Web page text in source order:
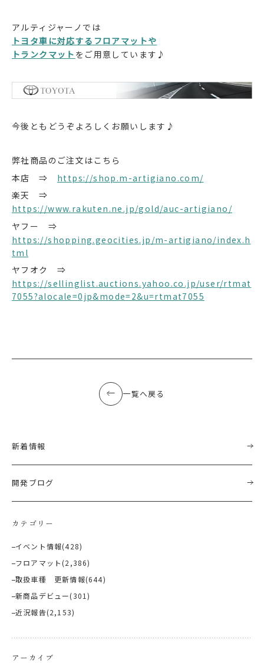
アルティジャーノでは
トヨタ車に対応するフロアマットや
トランクマット をご用意しています♪
今後ともどうぞよろしくお願いします♪
弊社商品のご注文はこちら
本店 ⇒ https://shop.m-artigiano.com/
楽天 ⇒
https://www.rakuten.ne.jp/gold/auc-artigiano/
ヤフー ⇒
https://shopping.geocities.jp/m-artigiano/index.h
tml
ヤフオク ⇒
https://sellinglist.auctions.yahoo.co.jp/user/rtmat
7055?alocale=0jp&mode=2&u=rtmat7055
一覧へ戻る
新着情報
開発ブログ
カテゴリー
イベント情報(428)
フロアマット (2,386)
取扱車種 更新情報(644)
新商品デビュー(301)
近況報告(2,153)
アーカイブ